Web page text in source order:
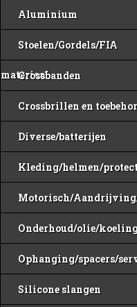
Aluminium
Stoelen/Gordels/FIA
materiaal
Crossbanden
Crossbrillen en
Diverse/batterijen
Kleding/helmen/
Motorisch/Aandrijving/
Onderhoud/olie/
Ophanging/spacers/
Silicone slangen